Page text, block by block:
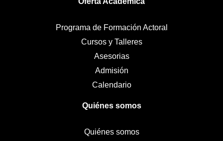
Programa de Formación Actoral
Cursos y Talleres
Asesorias
Admisión
Calendario
Quiénes somos
Quiénes somos